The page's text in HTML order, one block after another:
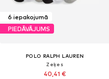
6 iepakojumā
PIEDĀVĀJUMS
POLO RALPH LAUREN
Zeķes
40,41 €